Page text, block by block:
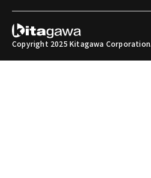
Copyright 2025 Kitagawa